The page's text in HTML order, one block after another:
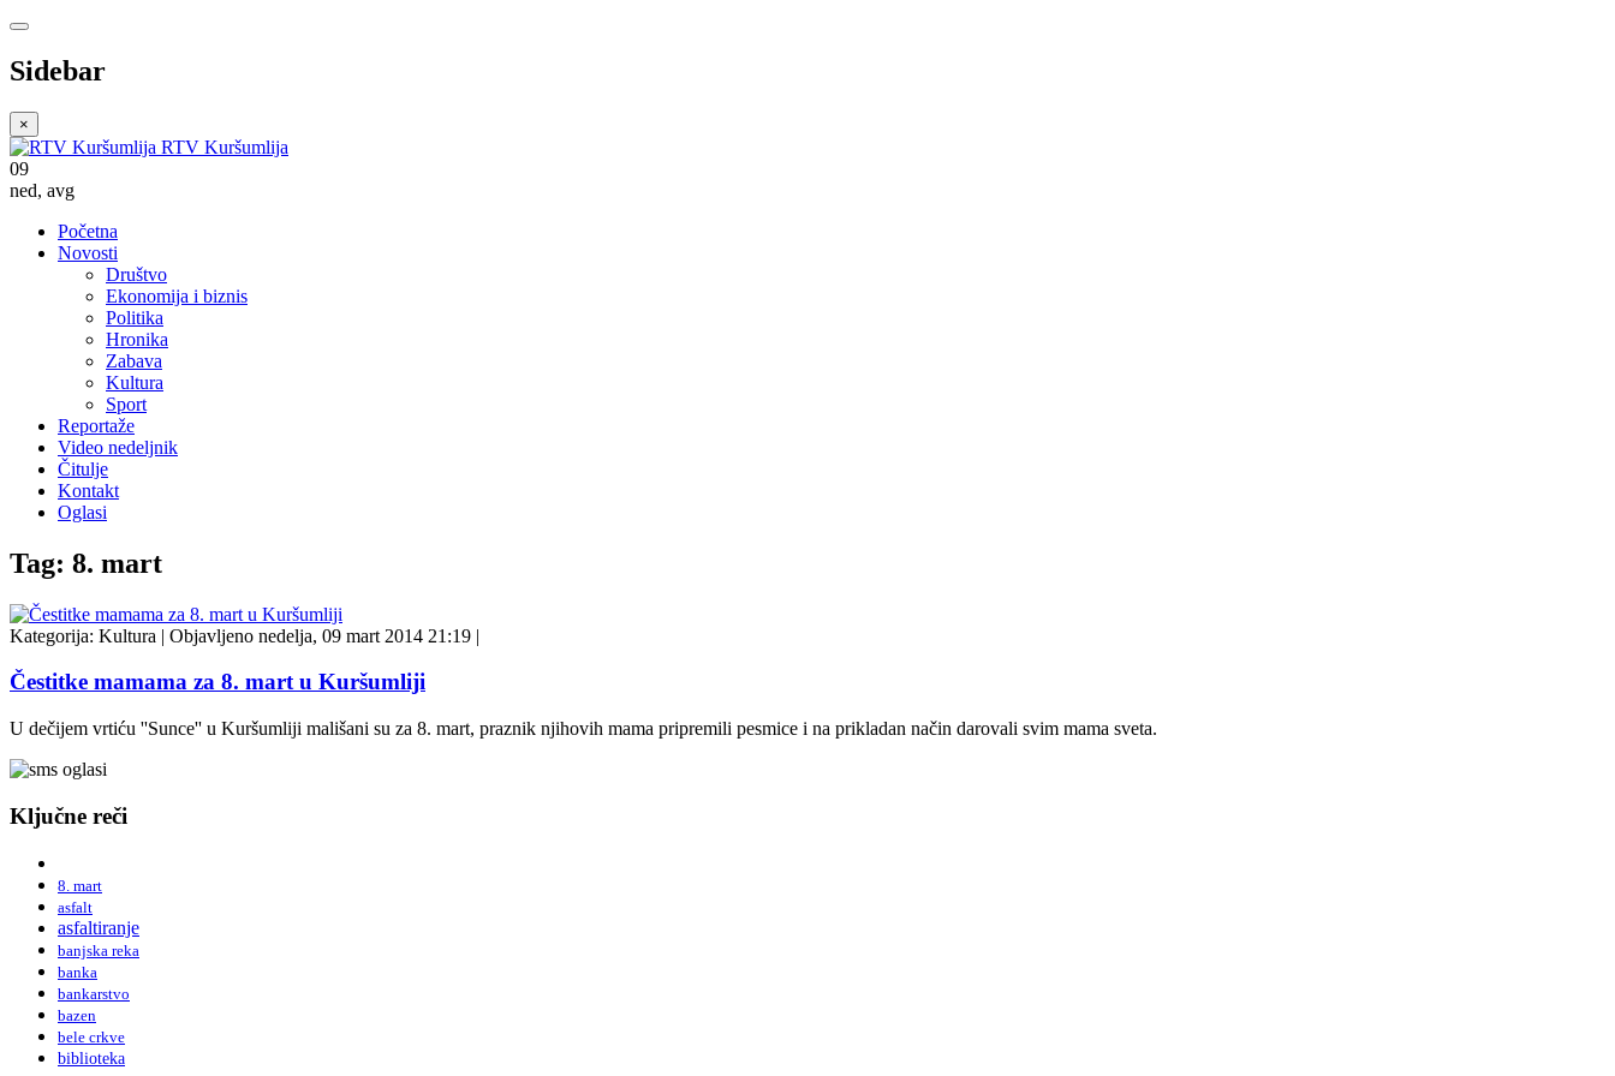
Sidebar
×
RTV Kuršumlija
09
ned, avg
Početna
Novosti
Društvo
Ekonomija i biznis
Politika
Hronika
Zabava
Kultura
Sport
Reportaže
Video nedeljnik
Čitulje
Kontakt
Oglasi
Tag: 8. mart
Kategorija: Kultura | Objavljeno nedelja, 09 mart 2014 21:19 |
Čestitke mamama za 8. mart u Kuršumliji
U dečijem vrtiću ''Sunce'' u Kuršumliji mališani su za 8. mart, praznik njihovih mama pripremili pesmice i na prikladan način darovali svim mama sveta.
Ključne reči
8. mart
asfalt
asfaltiranje
banjska reka
banka
bankarstvo
bazen
bele crkve
biblioteka